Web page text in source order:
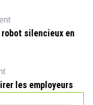
silencieux en
les employeurs